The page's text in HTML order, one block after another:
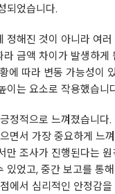
되었습니다.
정해진 것이 아니라 여
금액 차이가 발생하게
에 따라 변동 가능성이
이는 요소로 작용했습니
정적으로 느껴졌습니다.
면서 가장 중요하게 느
조사가 진행된다는
었고, 중간 보고를 통
에서 심리적인 안정감